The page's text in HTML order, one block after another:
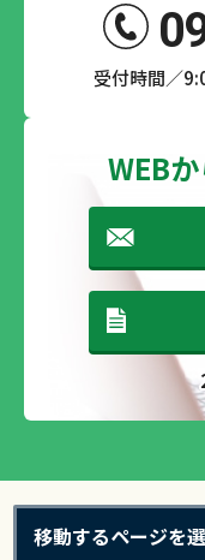
受付時間／
WEB